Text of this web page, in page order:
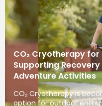
CO₂ Cryotherapy
Supporting
Adventure Activities
CO₂ Cryotherapy is
option for outdoor